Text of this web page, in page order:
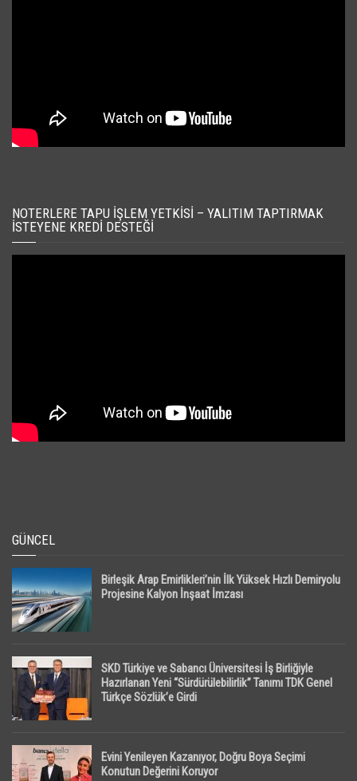
NOTERLERE TAPU İŞLEM YETKISI – YALITIM TAPTIRMAK
İSTEYENE KREDI DESTEĞI
GÜNCEL
Birleşik Arap Emirlikleri’nin İlk Yüksek Hızlı Demiryolu
Projesine Kalyon İnşaat İmzası
SKD Türkiye ve Sabancı Üniversitesi İş Birliğiyle
Hazırlanan Yeni “Sürdürülebilirlik” Tanımı TDK Genel
Türkçe Sözlük’e Girdi
Evini Yenileyen Kazanıyor, Doğru Boya Seçimi
Konutun Değerini Koruyor